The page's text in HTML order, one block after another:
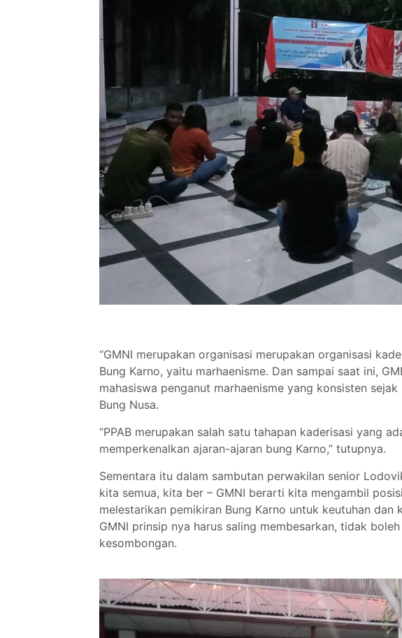
“GMNI merupakan organisasi merupakan organisasi
Bung Karno, yaitu marhaenisme. Dan sampai saat ini,
mahasiswa penganut marhaenisme yang konsisten
Bung Nusa.
“PPAB merupakan salah satu tahapan kaderisasi yang
memperkenalkan ajaran-ajaran bung Karno,” tutupnya.
Sementara itu dalam sambutan perwakilan senior
kita semua, kita ber – GMNI berarti kita mengambil
melestarikan pemikiran Bung Karno untuk keutuhan dan
GMNI prinsip nya harus saling membesarkan, tidak
kesombongan.